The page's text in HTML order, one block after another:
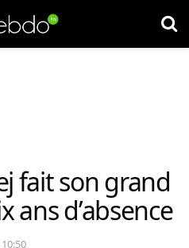
fait son grand
ans d’absence